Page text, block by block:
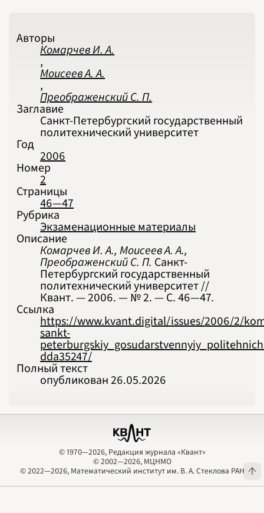
© 1970—2026, Редакция журнала «Квант»
© 2002—2026, МЦНМО
© 2022—2026, Математический институт им. В. А. Стеклова РАН
Авторы
Комарчев И. А.
,
Моисеев А. А.
,
Преображенский С. П.
Заглавие
Санкт-Петербургский государственный
политехнический университет
Год
2006
Номер
2
Страницы
46—47
Рубрика
Экзаменационные материалы
Описание
Комарчев И. А., Моисеев А. А.,
Преображенский С. П. Санкт-
Петербургский государственный
политехнический университет //
Квант. — 2006. — № 2. — С. 46‍—‍47.
Ссылка
https://www.kvant.digital/issues/2006/2/
sankt-
dda35247/
Полный текст
опубликован 26.05.2026
© 1970—2026, Редакция журнала «Квант»
© 2002—2026, МЦНМО
© 2022—2026, Математический институт им. В. А. Стеклова РАН